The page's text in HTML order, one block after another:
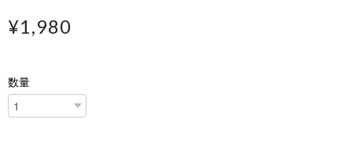
¥1,980
数量